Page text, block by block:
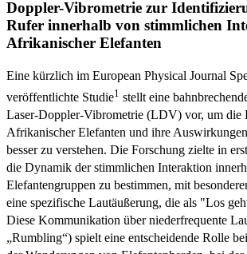
Doppler-Vibrometrie zur
Rufer innerhalb von stimmlichen
Afrikanischer Elefanten
Eine kürzlich im European Physical Journal
veröffentlichte Studie1 stellt eine
Laser-Doppler-Vibrometrie (LDV) vor, um die
Afrikanischer Elefanten und ihre
besser zu verstehen. Die Forschung zielte in
die Dynamik der stimmlichen Interaktion
Elefantengruppen zu bestimmen, mit
eine spezifische Lautäußerung, die als "Los
Diese Kommunikation über niederfrequente
„Rumbling“) spielt eine entscheidende Rolle